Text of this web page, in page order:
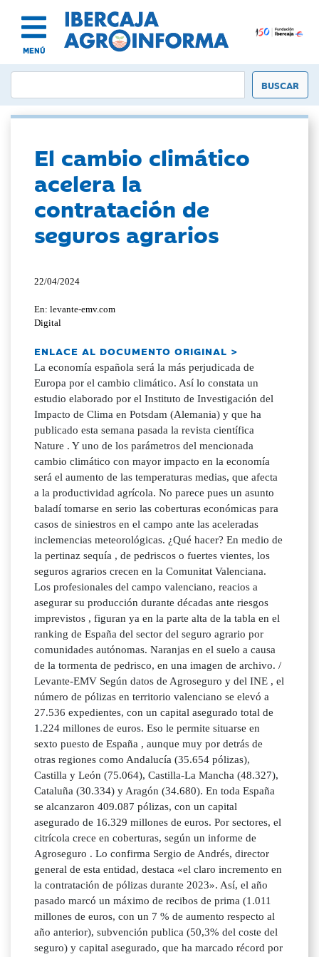
MENÚ
El cambio climático
acelera la
contratación de
seguros agrarios
22/04/2024
En: levante-emv.com
Digital
ENLACE AL DOCUMENTO ORIGINAL >
La economía española será la más perjudicada de
Europa por el cambio climático. Así lo constata un
estudio elaborado por el Instituto de Investigación del
Impacto de Clima en Potsdam (Alemania) y que ha
publicado esta semana pasada la revista científica
Nature . Y uno de los parámetros del mencionada
cambio climático con mayor impacto en la economía
será el aumento de las temperaturas medias, que afecta
a la productividad agrícola. No parece pues un asunto
baladí tomarse en serio las coberturas económicas para
casos de siniestros en el campo ante las aceleradas
inclemencias meteorológicas. ¿Qué hacer? En medio de
la pertinaz sequía , de pedriscos o fuertes vientes, los
seguros agrarios crecen en la Comunitat Valenciana.
Los profesionales del campo valenciano, reacios a
asegurar su producción durante décadas ante riesgos
imprevistos , figuran ya en la parte alta de la tabla en el
ranking de España del sector del seguro agrario por
comunidades autónomas. Naranjas en el suelo a causa
de la tormenta de pedrisco, en una imagen de archivo. /
Levante-EMV Según datos de Agroseguro y del INE , el
número de pólizas en territorio valenciano se elevó a
27.536 expedientes, con un capital asegurado total de
1.224 millones de euros. Eso le permite situarse en
sexto puesto de España , aunque muy por detrás de
otras regiones como Andalucía (35.654 pólizas),
Castilla y León (75.064), Castilla-La Mancha (48.327),
Cataluña (30.334) y Aragón (34.680). En toda España
se alcanzaron 409.087 pólizas, con un capital
asegurado de 16.329 millones de euros. Por sectores, el
citrícola crece en coberturas, según un informe de
Agroseguro . Lo confirma Sergio de Andrés, director
general de esta entidad, destaca «el claro incremento en
la contratación de pólizas durante 2023». Así, el año
pasado marcó un máximo de recibos de prima (1.011
millones de euros, con un 7 % de aumento respecto al
año anterior), subvención publica (50,3% del coste del
seguro) y capital asegurado, que ha marcado récord por